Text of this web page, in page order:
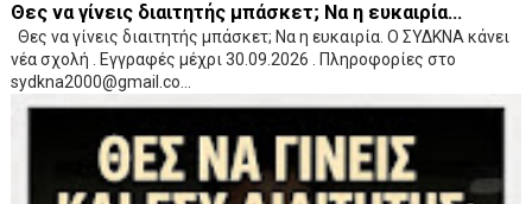
Θες να γίνεις διαιτητής μπάσκετ; Να η ευκαιρία...
Θες να γίνεις διαιτητής μπάσκετ; Να η ευκαιρία. Ο ΣΥΔΚΝΑ κάνει
νέα σχολή . Εγγραφές μέχρι 30.09.2026 . Πληροφορίες στο
sydkna2000@gmail.co...